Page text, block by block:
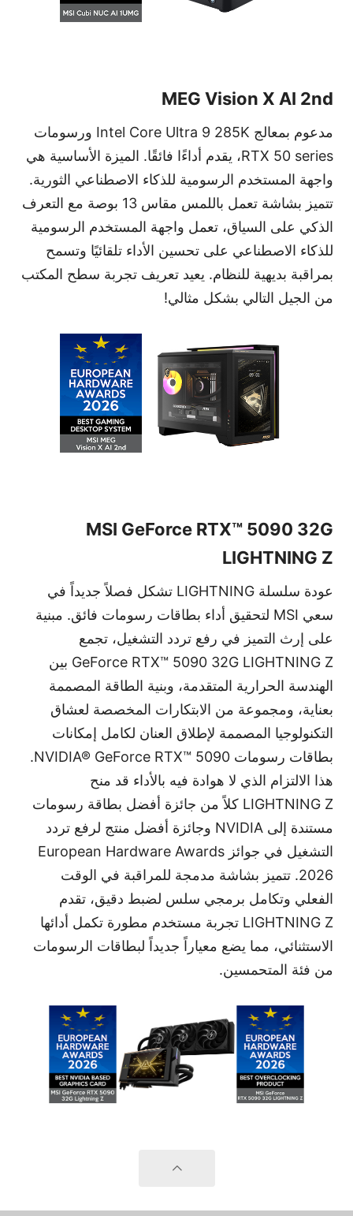
MEG Vision X AI 2nd
مدعوم بمعالج Intel Core Ultra 9 285K ورسومات
RTX 50 series، يقدم أداءًا فائقًا. الميزة الأساسية هي
واجهة المستخدم الرسومية للذكاء الاصطناعي الثورية.
تتميز بشاشة تعمل باللمس مقاس 13 بوصة مع التعرف
الذكي على السياق، تعمل واجهة المستخدم الرسومية
للذكاء الاصطناعي على تحسين الأداء تلقائيًا وتسمح
بمراقبة بديهية للنظام. يعيد تعريف تجربة سطح المكتب
من الجيل التالي بشكل مثالي!
MSI GeForce RTX™ 5090 32G
LIGHTNING Z
عودة سلسلة LIGHTNING تشكل فصلاً جديداً في
سعي MSI لتحقيق أداء بطاقات رسومات فائق. مبنية
على إرث التميز في رفع تردد التشغيل، تجمع
GeForce RTX™ 5090 32G LIGHTNING Z بين
الهندسة الحرارية المتقدمة، وبنية الطاقة المصممة
بعناية، ومجموعة من الابتكارات المخصصة لعشاق
التكنولوجيا المصممة لإطلاق العنان لكامل إمكانات
بطاقات رسومات NVIDIA® GeForce RTX™ 5090
.
هذا الالتزام الذي لا هوادة فيه بالأداء قد منح
LIGHTNING Z كلاً من جائزة أفضل بطاقة رسومات
مستندة إلى NVIDIA وجائزة أفضل منتج لرفع تردد
التشغيل في جوائز European Hardware Awards
2026. تتميز بشاشة مدمجة للمراقبة في الوقت
الفعلي وتكامل برمجي سلس لضبط دقيق، تقدم
LIGHTNING Z تجربة مستخدم مطورة تكمل أدائها
الاستثنائي، مما يضع معياراً جديداً لبطاقات الرسومات
من فئة المتحمسين.